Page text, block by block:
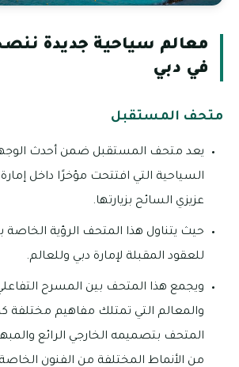
معالم سياحية جديدة
في دبي
متحف المستقبل
يعد متحف المستقبل ضمن أحدث
السياحية التي افتتحت مؤخرًا داخل
عزيزي السائح بزيارتها.
حيث يتناول هذا المتحف الرؤية الخاصة
للعقود المقبلة لإمارة دبي وللعالم.
ويجمع هذا المتحف بين المسرح
والمعالم التي تمتلك مفاهيم مختلفة
المتحف بتصميمه الخارجي الرائع
من الأنماط المختلفة من الفنون